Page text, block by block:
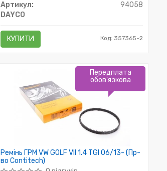
Артикул:
94058
DAYCO
КУПИТИ Код: 357365-2
Ремінь ГРМ VW GOLF VII 1.4 TGI 06/13- (Пр-
во Contitech)
Передплата
обов'язкова